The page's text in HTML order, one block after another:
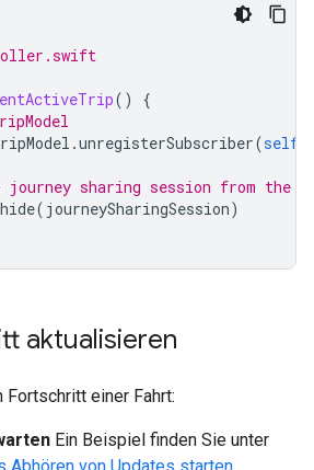
()
{
.unregisterSubscriber(self
journey sharing session from the
hide( journeySharingSession)
aktualisieren
einer Fahrt:
Ein Beispiel finden Sie unter